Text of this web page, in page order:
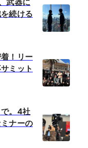
続ける
！リー
ミット
。4社
ナーの